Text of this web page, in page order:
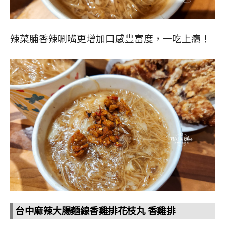
辣菜脯香辣唰嘴更增加口感豐富度，一吃上癮！
台中麻辣大腸麵線香雞排花枝丸 香雞排